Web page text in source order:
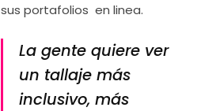
sus portafolios en linea.
La gente quiere ver
un tallaje más
inclusivo, más